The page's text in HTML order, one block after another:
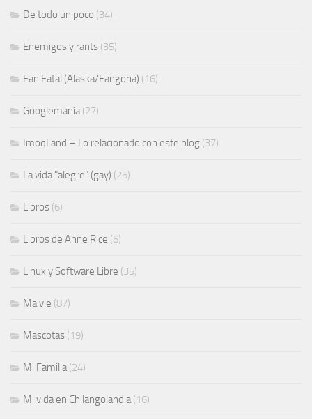
De todo un poco (34)
Enemigos y rants (35)
Fan Fatal (Alaska/Fangoria) (16)
Googlemanía(27)
ImoqLand – Lo relacionado con este blog (37)
La vida "alegre" (gay) (25)
Libros (6)
Libros de Anne Rice (6)
Linux y Software Libre (35)
Ma vie (87)
Mascotas (19)
Mi Familia(24)
Mi vida en Chilangolandia(16)